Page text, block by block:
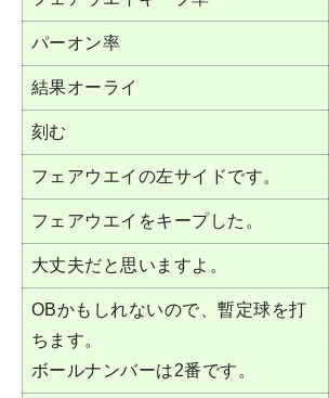
パーオン率
結果オーライ
刻む
フェアウエイの左サイドです。
フェアウエイをキープした。
大丈夫だと思いますよ。
OBかもしれないので、暫定球を打
ちます。
ボールナンバーは2番です。